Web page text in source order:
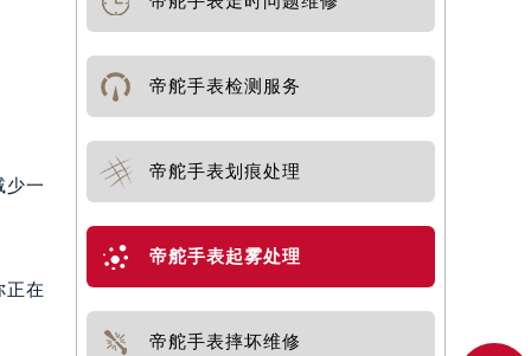
少一
正在
帝舵手表检测服务
帝舵手表划痕处理
帝舵手表起雾处理
帝舵手表摔坏维修